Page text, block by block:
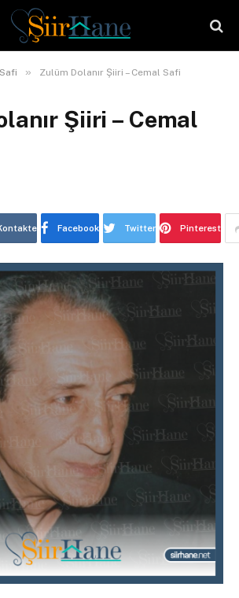
» Zulüm Dolanır Şiiri – Cemal Safi
Şiiri – Cemal
Facebook Twitter Pinterest